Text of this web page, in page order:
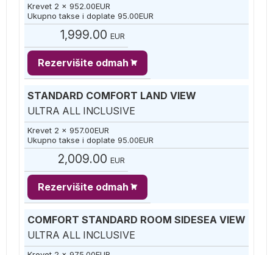
Krevet 2 x 952.00EUR
Ukupno takse i doplate 95.00EUR
1,999.00 EUR
Rezervišite odmah
STANDARD COMFORT LAND VIEW
ULTRA ALL INCLUSIVE
Krevet 2 x 957.00EUR
Ukupno takse i doplate 95.00EUR
2,009.00 EUR
Rezervišite odmah
COMFORT STANDARD ROOM SIDESEA VIEW
ULTRA ALL INCLUSIVE